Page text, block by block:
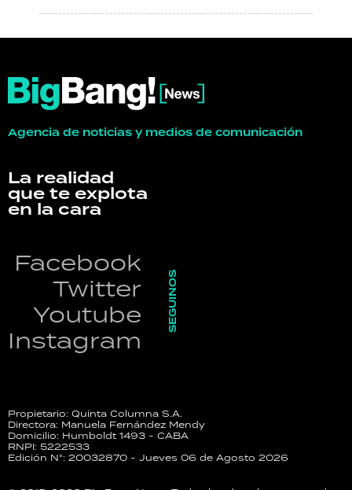
Agencia de noticias y medios de comunicación
La realidad
que te explota
en la cara
Facebook
Twitter
Youtube
Instagram
SEGUINOS
Propietario: Quinta Columna S.A.
Directora: Manuela Fernández Mendy
Domicilio: Humboldt 1493 - CABA
RNPI: 5222533
Edición N°: 20032870 - Jueves 06 de Agosto 2026